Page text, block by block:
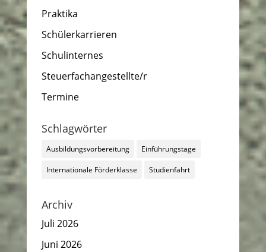
Praktika
Schülerkarrieren
Schulinternes
Steuerfachangestellte/r
Termine
Schlagwörter
Ausbildungsvorbereitung Einführungstage
Internationale Förderklasse Studienfahrt
Archiv
Juli 2026
Juni 2026